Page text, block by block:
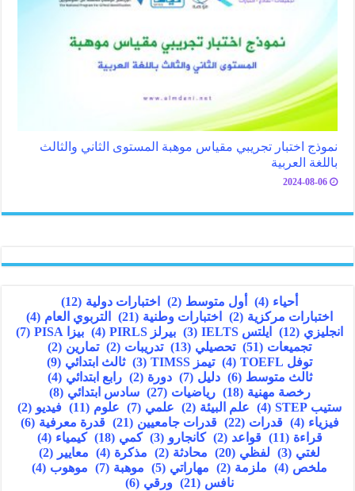
نموذج اختبار تجريبي مقياس موهبة المستوى الثاني والثالث
باللغة العربية
2024-08-06
أحياء (4) أول متوسط (2) اختبارات دولية (12)
اختبارات مركزية (2) اختبارات وطنية (21) التربوي العام (4)
انجليزي (12) ايلتس IELTS (3) بيرلز PIRLS (4) بيزا PISA
(7)
تجميعات (51) تحصيلي (13) تدريبات (2) تمارين (2)
توفل TOEFL
(4) تيمز TIMSS (3) ثالث ابتدائي (9)
ثالث متوسط (6) دليل (7) دورة (2) رابع ابتدائي (4)
رخصة مهنية (18) رياضيات (27) سادس ابتدائي (8)
ستيب STEP
(4) علم البيئة (2) علمي (7) علوم (11) فيديو (2)
فيزياء (4) قدرات (22) قدرات جامعيين (21) قدرة معرفية (6)
قراءة (11) قواعد (2) كانجارو (3) كمي (18) كيمياء (4)
لغتي (3) لفظي (20) محادثة (2) مذكرة (4) معايير (2)
ملخص (4) ملزمة (2) مهاراتي (5) موهبة (7) موهوب (4)
نافس (21) ورقي (6)